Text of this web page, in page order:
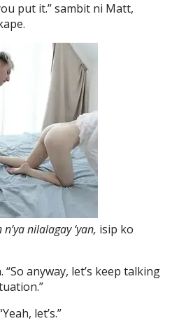
put it.” sambit ni Matt,
nilalagay ‘yan, isip ko
anyway, let’s keep talking
let’s.”